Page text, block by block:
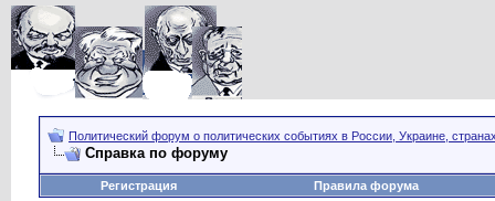
Политический форум о политических событиях в России, Украине,
Справка по форуму
Регистрация Правила форума